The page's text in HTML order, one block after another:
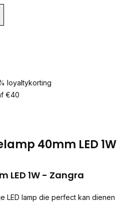
loyaltykorting
€40
40mm LED 1W
LED 1W - Zangra
LED lamp die perfect kan dienen